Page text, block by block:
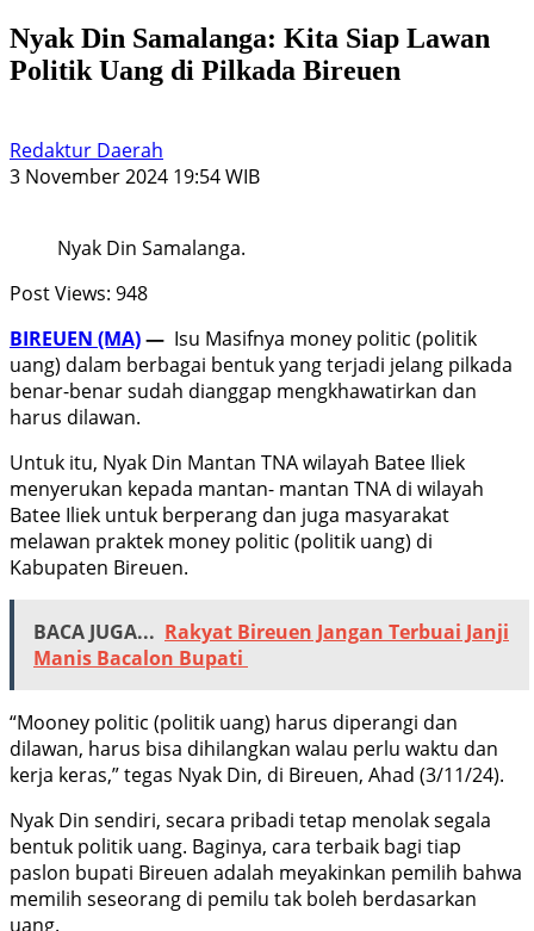
Nyak Din Samalanga: Kita Siap Lawan
Politik Uang di Pilkada Bireuen
Redaktur Daerah
3 November 2024 19:54 WIB
Nyak Din Samalanga.
Post Views: 948
BIREUEN (MA)— Isu Masifnya money politic (politik
uang) dalam berbagai bentuk yang terjadi jelang pilkada
benar-benar sudah dianggap mengkhawatirkan dan
harus dilawan.
Untuk itu, Nyak Din Mantan TNA wilayah Batee Iliek
menyerukan kepada mantan- mantan TNA di wilayah
Batee Iliek untuk berperang dan juga masyarakat
melawan praktek money politic (politik uang) di
Kabupaten Bireuen.
BACA JUGA... Rakyat Bireuen Jangan Terbuai Janji
Manis Bacalon Bupati
“Mooney politic (politik uang) harus diperangi dan
dilawan, harus bisa dihilangkan walau perlu waktu dan
kerja keras,” tegas Nyak Din, di Bireuen, Ahad (3/11/24).
Nyak Din sendiri, secara pribadi tetap menolak segala
bentuk politik uang. Baginya, cara terbaik bagi tiap
paslon bupati Bireuen adalah meyakinkan pemilih bahwa
memilih seseorang di pemilu tak boleh berdasarkan
uang.